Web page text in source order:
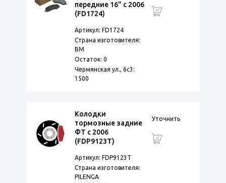
передние 16" с 2006
(FD1724)
Артикул: FD1724
Страна изготовителя:
BM
Остаток: 0
Чермянская ул., 6с3:
1500
Колодки
тормозные задние
ФТ с 2006
(FDP9123T)
Артикул: FDP9123T
Страна изготовителя:
PILENGA
Уточнить